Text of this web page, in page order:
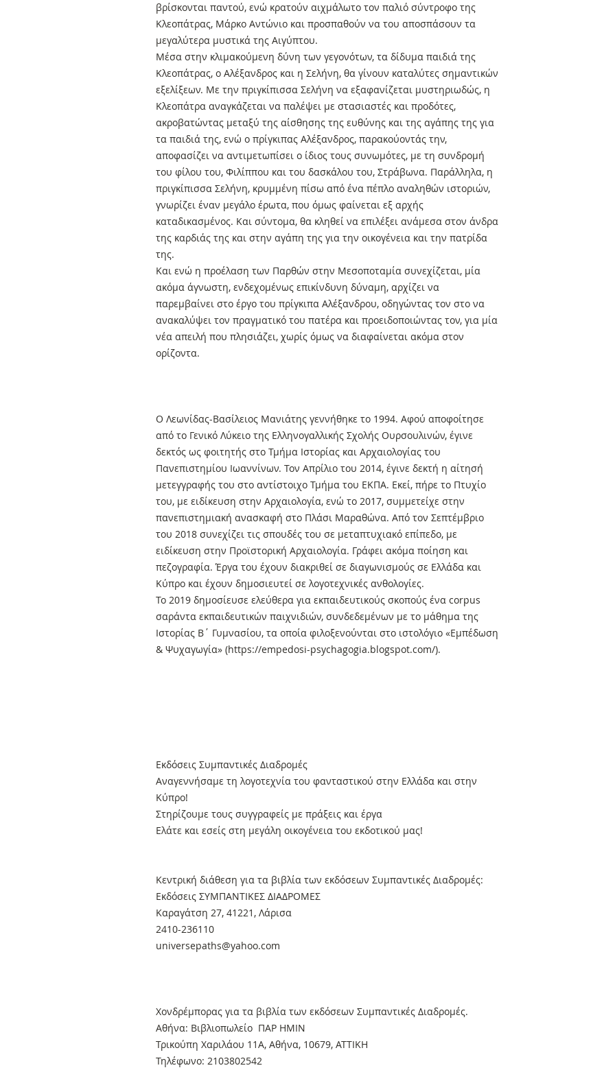
βρίσκονται παντού, ενώ κρατούν αιχμάλωτο τον παλιό σύντροφο της
Κλεοπάτρας, Μάρκο Αντώνιο και προσπαθούν να του αποσπάσουν τα
μεγαλύτερα μυστικά της Αιγύπτου.
Μέσα στην κλιμακούμενη δύνη των γεγονότων, τα δίδυμα παιδιά της
Κλεοπάτρας, ο Αλέξανδρος και η Σελήνη, θα γίνουν καταλύτες σημαντικών
εξελίξεων. Με την πριγκίπισσα Σελήνη να εξαφανίζεται μυστηριωδώς, η
Κλεοπάτρα αναγκάζεται να παλέψει με στασιαστές και προδότες,
ακροβατώντας μεταξύ της αίσθησης της ευθύνης και της αγάπης της για
τα παιδιά της, ενώ ο πρίγκιπας Αλέξανδρος, παρακούοντάς την,
αποφασίζει να αντιμετωπίσει ο ίδιος τους συνωμότες, με τη συνδρομή
του φίλου του, Φιλίππου και του δασκάλου του, Στράβωνα. Παράλληλα, η
πριγκίπισσα Σελήνη, κρυμμένη πίσω από ένα πέπλο αναληθών ιστοριών,
γνωρίζει έναν μεγάλο έρωτα, που όμως φαίνεται εξ αρχής
καταδικασμένος. Και σύντομα, θα κληθεί να επιλέξει ανάμεσα στον άνδρα
της καρδιάς της και στην αγάπη της για την οικογένεια και την πατρίδα
της.
Και ενώ η προέλαση των Παρθών στην Μεσοποταμία συνεχίζεται, μία
ακόμα άγνωστη, ενδεχομένως επικίνδυνη δύναμη, αρχίζει να
παρεμβαίνει στο έργο του πρίγκιπα Αλέξανδρου, οδηγώντας τον στο να
ανακαλύψει τον πραγματικό του πατέρα και προειδοποιώντας τον, για μία
νέα απειλή που πλησιάζει, χωρίς όμως να διαφαίνεται ακόμα στον
ορίζοντα.
Ο Λεωνίδας-Βασίλειος Μανιάτης γεννήθηκε το 1994. Αφού αποφοίτησε
από το Γενικό Λύκειο της Ελληνογαλλικής Σχολής Ουρσουλινών, έγινε
δεκτός ως φοιτητής στο Τμήμα Ιστορίας και Αρχαιολογίας του
Πανεπιστημίου Ιωαννίνων. Τον Απρίλιο του 2014, έγινε δεκτή η αίτησή
μετεγγραφής του στο αντίστοιχο Τμήμα του ΕΚΠΑ. Εκεί, πήρε το Πτυχίο
του, με ειδίκευση στην Αρχαιολογία, ενώ το 2017, συμμετείχε στην
πανεπιστημιακή ανασκαφή στο Πλάσι Μαραθώνα. Από τον Σεπτέμβριο
του 2018 συνεχίζει τις σπουδές του σε μεταπτυχιακό επίπεδο, με
ειδίκευση στην Προϊστορική Αρχαιολογία. Γράφει ακόμα ποίηση και
πεζογραφία. Έργα του έχουν διακριθεί σε διαγωνισμούς σε Ελλάδα και
Κύπρο και έχουν δημοσιευτεί σε λογοτεχνικές ανθολογίες.
Το 2019 δημοσίευσε ελεύθερα για εκπαιδευτικούς σκοπούς ένα corpus
σαράντα εκπαιδευτικών παιχνιδιών, συνδεδεμένων με το μάθημα της
Ιστορίας Β΄ Γυμνασίου, τα οποία φιλοξενούνται στο ιστολόγιο «Εμπέδωση
& Ψυχαγωγία» (https://empedosi-psychagogia.blogspot.com/).
Εκδόσεις Συμπαντικές Διαδρομές
Αναγεννήσαμε τη λογοτεχνία του φανταστικού στην Ελλάδα και στην
Κύπρο!
Στηρίζουμε τους συγγραφείς με πράξεις και έργα
Ελάτε και εσείς στη μεγάλη οικογένεια του εκδοτικού μας!
Κεντρική διάθεση για τα βιβλία των εκδόσεων Συμπαντικές Διαδρομές:
Εκδόσεις ΣΥΜΠΑΝΤΙΚΕΣ ΔΙΑΔΡΟΜΕΣ
Καραγάτση 27, 41221, Λάρισα
2410-236110
universepaths@yahoo.com
Xονδρέμπορας για τα βιβλία των εκδόσεων Συμπαντικές Διαδρομές.
Αθήνα: Βιβλιοπωλείο ΠΑΡ ΗΜΙΝ
Τρικούπη Χαριλάου 11Α, Αθήνα, 10679, ΑΤΤΙΚΗ
Τηλέφωνο: 2103802542